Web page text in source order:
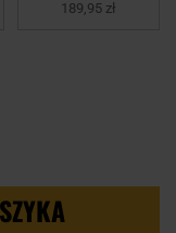
189,95 zł